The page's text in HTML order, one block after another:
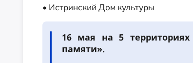
• Истринский Дом культуры
16 мая на 5 территориях
памяти».